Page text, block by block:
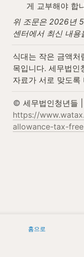
게 교부해야 합
위 조문은 2026년
센터에서 최신 내
식대는 작은 금액
목입니다. 세무법인
자료가 서로 맞도록
https://
allowance-tax-
홈으로